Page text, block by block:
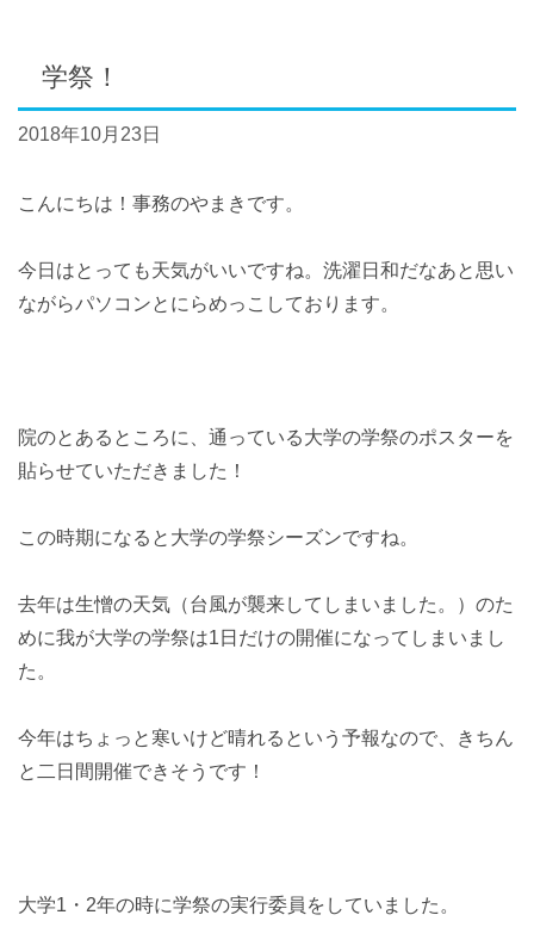
学祭！
2018年10月23日
こんにちは！事務のやまきです。
今日はとっても天気がいいですね。洗濯日和だなあと思い
ながらパソコンとにらめっこしております。
院のとあるところに、通っている大学の学祭のポスターを
貼らせていただきました！
この時期になると大学の学祭シーズンですね。
去年は生憎の天気（台風が襲来してしまいました。）のた
めに我が大学の学祭は1日だけの開催になってしまいまし
た。
今年はちょっと寒いけど晴れるという予報なので、きちん
と二日間開催できそうです！
大学1・2年の時に学祭の実行委員をしていました。